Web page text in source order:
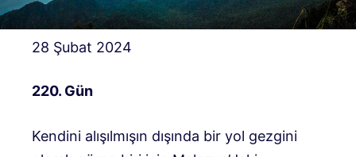
28 Şubat 2024
220. Gün
Kendini alışılmışın dışında bir yol gezgini